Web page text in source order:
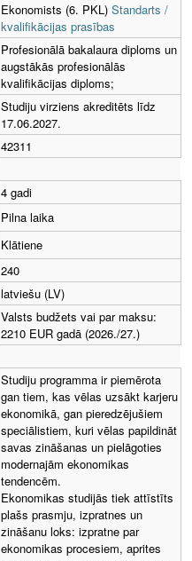
Ekonomists (6. PKL) Standarts /
kvalifikācijas prasības
Profesionālā bakalaura diploms un
augstākās profesionālās
kvalifikācijas diploms;
Studiju virziens akreditēts līdz
17.06.2027.
42311
4 gadi
Pilna laika
Klātiene
240
latviešu (LV)
Valsts budžets vai par maksu:
2210 EUR gadā (2026./27.)
Studiju programma ir piemērota
gan tiem, kas vēlas uzsākt karjeru
ekonomikā, gan pieredzējušiem
speciālistiem, kuri vēlas papildināt
savas zināšanas un pielāgoties
modernajām ekonomikas
tendencēm.
Ekonomikas studijās tiek attīstīts
plašs prasmju, izpratnes un
zināšanu loks: izpratne par
ekonomikas procesiem, aprites